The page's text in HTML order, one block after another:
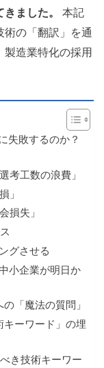
ました。
本記
術の「翻訳」を通
製造業特化の採用
失敗するのか？
考工数の浪費」
」
損失」
グさせる
小企業が明日か
「魔法の質問」
キーワード」の埋
き技術キーワー